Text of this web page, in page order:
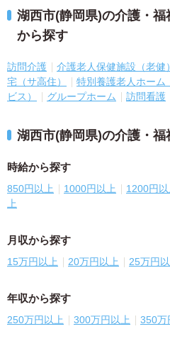
湖西市(静岡県)の介護・
から探す
訪問介護 介護老人保健施設（老健）
宅（サ高住）
特別養護老人ホーム
ビス）
グループホーム 訪問看護
湖西市(静岡県)の介護・
時給から探す
850円以上 1000円以上 1200円以
上
月収から探す
15万円以上 20万円以上 25万円
年収から探す
250万円以上 300万円以上 350万